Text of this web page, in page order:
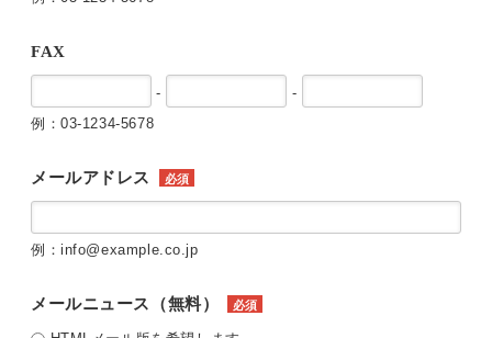
FAX
-
-
例：03-1234-5678
メールアドレス 必須
例：info@example.co.jp
メールニュース（無料） 必須